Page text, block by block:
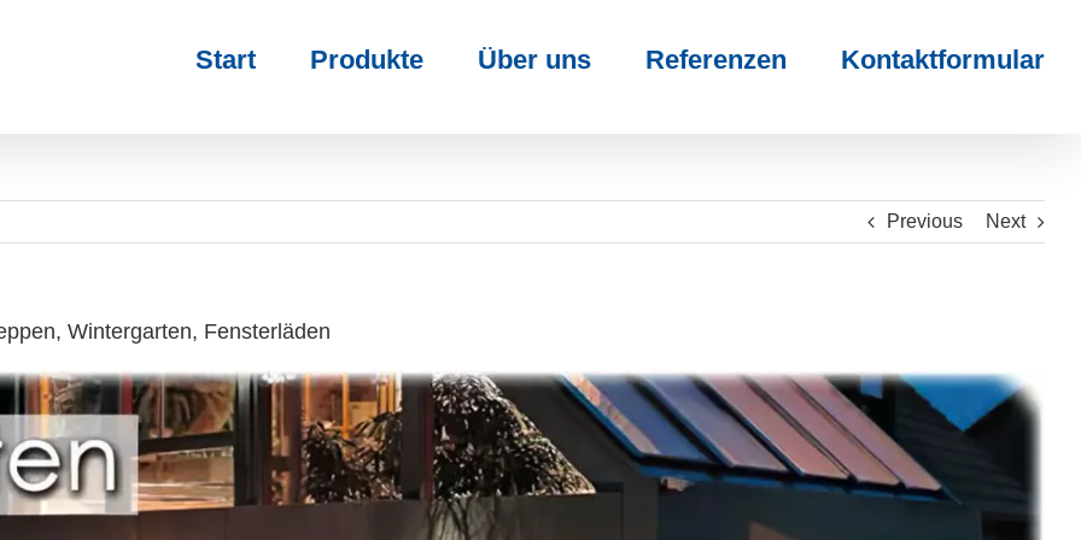
Start Produkte Über uns Referenzen Kontaktformular
Previous Next
Wintergarten, Fensterläden